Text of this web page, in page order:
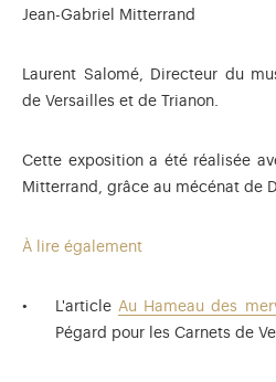
Jean-Gabriel Mitterrand
Laurent Salomé, Directeur du
de Versailles et de Trianon.
Cette exposition a été réalisée
Mitterrand, grâce au mécénat de
À lire également
L'articleAu Hameau des
Pégard pour les Carnets de